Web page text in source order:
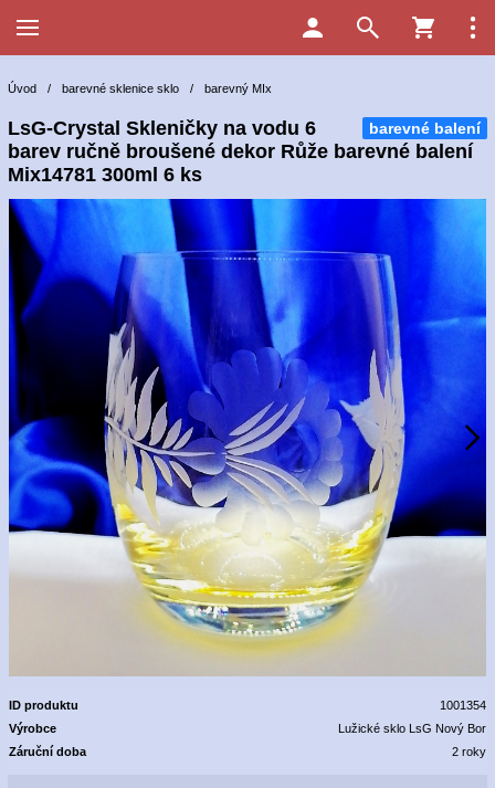
Úvod / barevné sklenice sklo / barevný MIx
barevné balení
LsG-Crystal Skleničky na vodu 6
barev ručně broušené dekor Růže barevné balení
Mix14781 300ml 6 ks
ID produktu
1001354
Výrobce
Lužické sklo LsG Nový Bor
Záruční doba
2 roky